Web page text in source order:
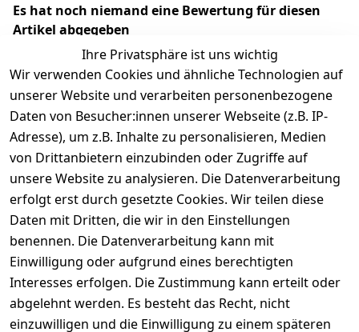
Es hat noch niemand eine Bewertung für diesen
Artikel abgegeben
Ihre Privatsphäre ist uns wichtig
Wir verwenden Cookies und ähnliche Technologien auf
unserer Website und verarbeiten personenbezogene
Daten von Besucher:innen unserer Webseite (z.B. IP-
Adresse), um z.B. Inhalte zu personalisieren, Medien
von Drittanbietern einzubinden oder Zugriffe auf
unsere Website zu analysieren. Die Datenverarbeitung
erfolgt erst durch gesetzte Cookies. Wir teilen diese
Daten mit Dritten, die wir in den Einstellungen
benennen. Die Datenverarbeitung kann mit
Einwilligung oder aufgrund eines berechtigten
Interesses erfolgen. Die Zustimmung kann erteilt oder
abgelehnt werden. Es besteht das Recht, nicht
einzuwilligen und die Einwilligung zu einem späteren
Rechtliches
Impressum
Datenschutze
rklärung
Services
Kontakt
Registrieren
Zahlung und
Versand
Wir
versenden
mit
Folgt uns
Zahle
bequem per